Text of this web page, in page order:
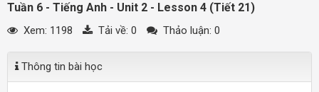
Tuần 6 - Tiếng Anh - Unit 2 - Lesson 4 (Tiết 21)
Xem: 1198 Tải về: 0 Thảo luận: 0
Thông tin bài học